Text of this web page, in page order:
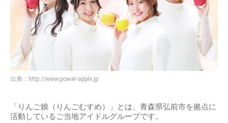
出典： http://www.power-apple.jp
「りんご娘（りんごむすめ）」とは、青森県弘前市を拠点に
活動しているご当地アイドルグループです。